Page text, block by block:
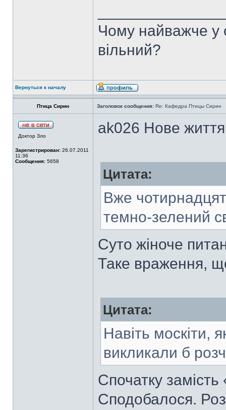
Чому найважче у
вільний?
Вернуться к началу
Птица Сирин Заголовок сообщения: Re: Кафедра Птицы Сирин
Доктор Зло
Зарегистрирован: 26.07.2011
11:36
Сообщения: 5658
ak026 Нове
Цитата:
Вже
темно-зелений
Суто жіноче
Таке враження,
Цитата:
Навіть москіти,
викликали б
Спочатку
Сподобалося.